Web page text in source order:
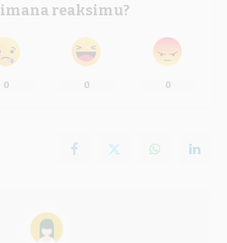
reaksimu?
0 0 0